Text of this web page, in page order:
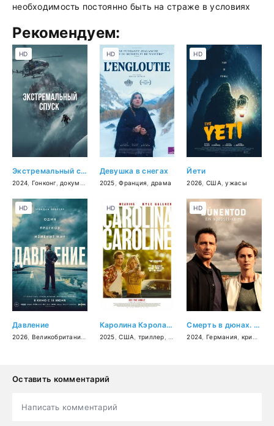
необходимость постоянно быть на страже в условиях
Рекомендуем:
Экстремальный спуск
2024 Гонконг документальный
HD
Девушка в снегах
2025 ,Франция драма
HD
Йети
2026 США ,ужасы
HD
Давление
2026 Великобритания Франция ,США ,военный драма,история
HD
Каролина Кэролайн
2025 ,США триллер драма,мелодрама,криминал
HD
Смерть в дюнах. Преступления на северном море
2024 Германия криминал
HD
Оставить комментарий
Написать комментарий